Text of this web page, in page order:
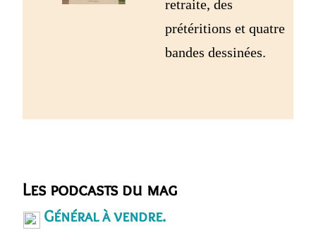
retraite, des
prétéritions et quatre
bandes dessinées.
Les podcasts du mag
Général à vendre.